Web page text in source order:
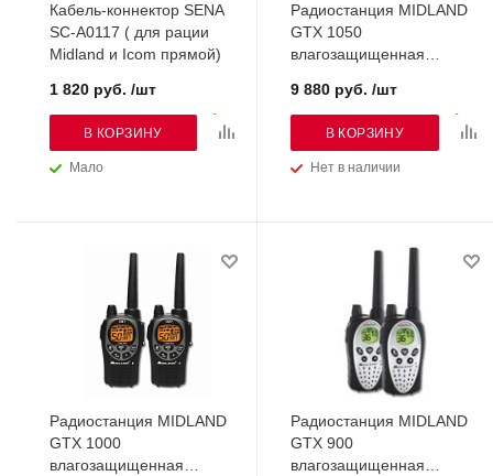
Кабель-коннектор SENA
SC-A0117 ( для рации
Midland и Icom прямой)
Мало
1 820 руб. /шт
В КОРЗИНУ
Радиостанция MIDLAND
GTX 1050
влагозащищенная
Нет в наличии
9 880 руб. /шт
В КОРЗИНУ
Радиостанция MIDLAND
GTX 1000
влагозащищенная
Радиостанция MIDLAND
GTX 900
влагозащищенная